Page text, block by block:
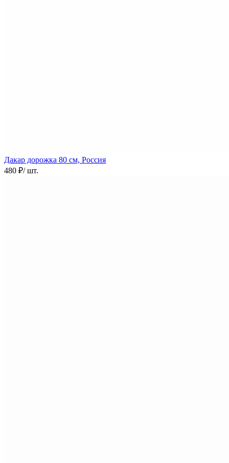
Дакар дорожка 80 см, Россия
480 ₽/ шт.